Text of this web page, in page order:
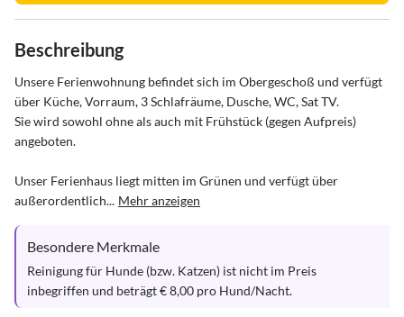
Beschreibung
Unsere Ferienwohnung befindet sich im Obergeschoß und verfügt
über Küche, Vorraum, 3 Schlafräume, Dusche, WC, Sat TV.
Sie wird sowohl ohne als auch mit Frühstück (gegen Aufpreis)
angeboten.
Unser Ferienhaus liegt mitten im Grünen und verfügt über
außerordentlich... Mehr anzeigen
Besondere Merkmale
Reinigung für Hunde (bzw. Katzen) ist nicht im Preis
inbegriffen und beträgt € 8,00 pro Hund/Nacht.